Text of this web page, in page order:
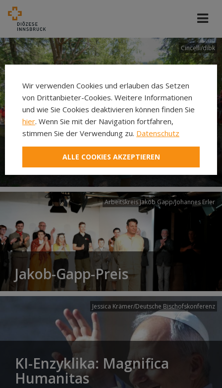
Cincelli/dibk
Neuer Pilgerweg Via
Laudato si’
Arbeitskreis Jakob Gapp/Johannes Erler
Jakob-Gapp-Preis
Jessica Krämer/Deutsche Bischofskonferenz
KI-Enzyklika: Magnifica
Humanitas
Wir verwenden Cookies und erlauben das Setzen
von Drittanbieter-Cookies. Weitere Informationen
und wie Sie Cookies deaktivieren können finden Sie
hier. Wenn Sie mit der Navigation fortfahren,
stimmen Sie der Verwendung zu. Datenschutz
ALLE COOKIES AKZEPTIEREN